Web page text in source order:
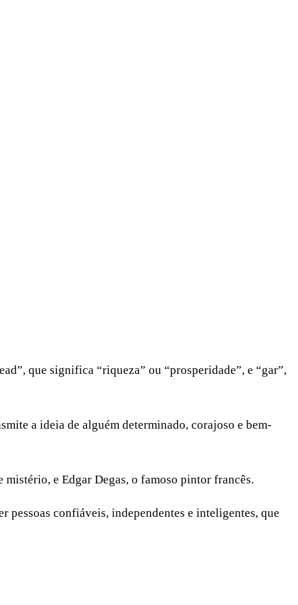
que significa “riqueza” ou “prosperidade”, e “gar”,
a ideia de alguém determinado, corajoso e bem-
e Edgar Degas, o famoso pintor francês.
pessoas confiáveis, independentes e inteligentes, que